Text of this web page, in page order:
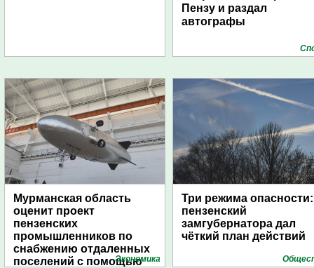
Пензу и раздал
автографы
Мурманская область
оценит проект
пензенских
промышленников по
снабжению отдаленных
поселений с помощью
Экономика
Три режима опасности:
пензенский
замгубернатора дал
чёткий план действий